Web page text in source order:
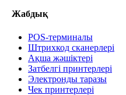
Жабдық
POS-терминалы
Штрихкод сканерлері
Ақша жәшіктері
Затбелгі принтерлері
Электронды таразы
Чек принтерлері